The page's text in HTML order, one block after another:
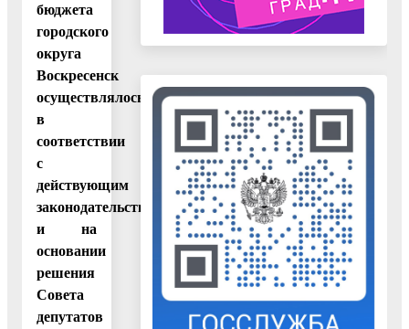
бюджета
городского
округа
Воскресенск
осуществлялось
в
соответствии
с
действующим
законодательством
и на
основании
решения
Совета
депутатов